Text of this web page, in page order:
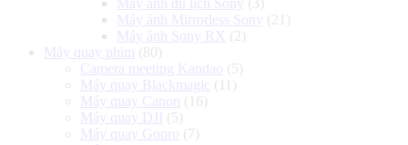
Máy ảnh Mirrorless Sony (21)
Máy ảnh Sony RX (2)
Máy quay phim (80)
Camera meeting Kandao (5)
Máy quay Blackmagic (11)
Máy quay Canon
(16)
Máy quay DJI (5)
Máy quay Gopro (7)